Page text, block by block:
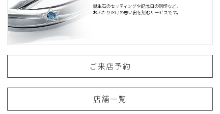
誕生石のセッティングや記念日の刻印など、
おふたりだけの思い出を刻むサービスです。
ご来店予約
店舗一覧